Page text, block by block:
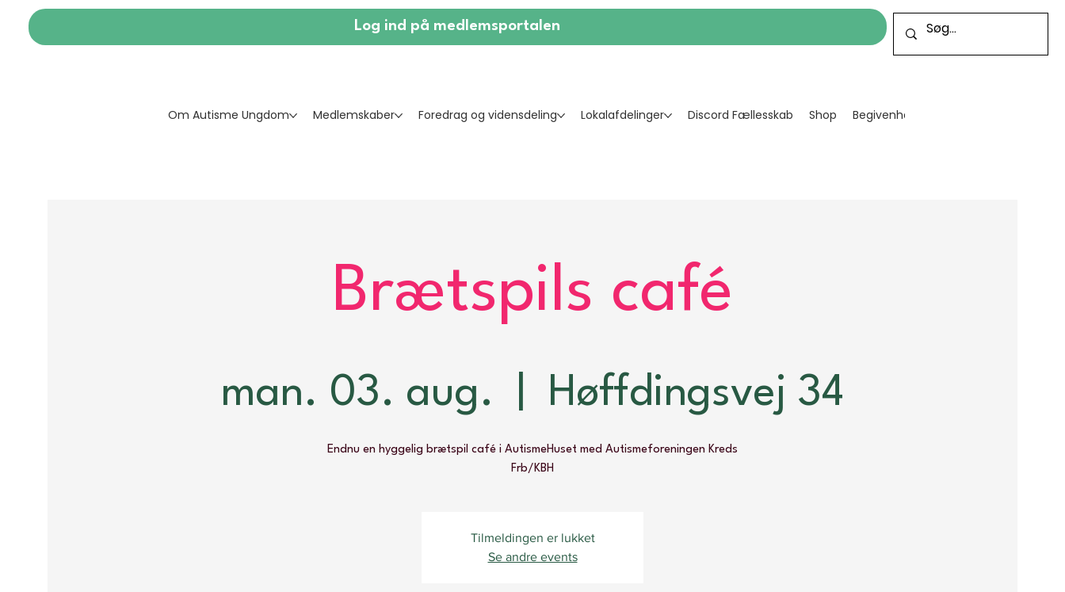
Log ind på medlemsportalen
Om Autisme Ungdom Medlemskaber Foredrag og vidensdeling Lokalafdelinger Discord Fællesskab Shop Begivenheder
Brætspils café
man. 03. aug. Høffdingsvej 34
Endnu en hyggelig brætspil café i AutismeHuset med Autismeforeningen Kreds
Frb/KBH
Tilmeldingen er lukket
Se andre events